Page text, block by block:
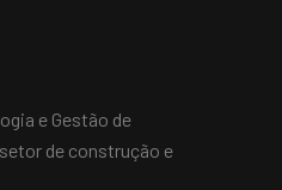
e Gestão de
de construção e